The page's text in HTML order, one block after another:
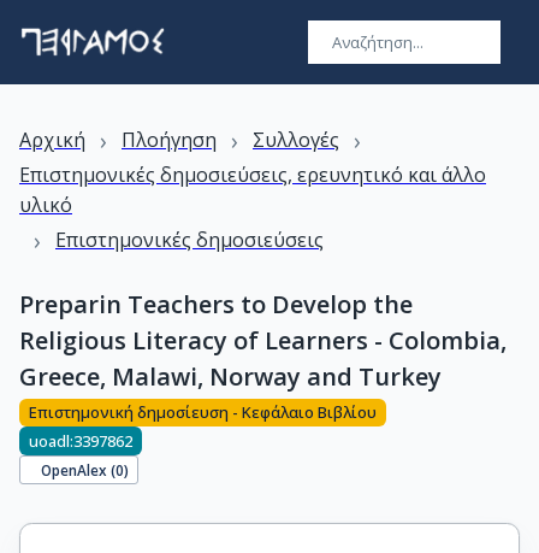
Αρχική › Πλοήγηση › Συλλογές ›
Επιστημονικές δημοσιεύσεις, ερευνητικό και άλλο
υλικό
› Επιστημονικές δημοσιεύσεις
Preparin Teachers to Develop the
Religious Literacy of Learners - Colombia,
Greece, Malawi, Norway and Turkey
Επιστημονική δημοσίευση - Κεφάλαιο Βιβλίου
uoadl:3397862
OpenAlex (0)